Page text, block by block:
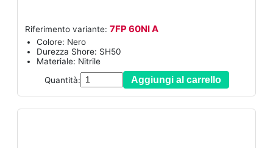
Riferimento variante: 7FP 60NI A
Colore: Nero
Durezza Shore: SH50
Materiale: Nitrile
Quantità:
Aggiungi al carrello